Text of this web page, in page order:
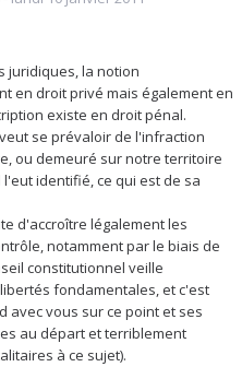
juridiques, la notion
en droit privé mais également en
existe en droit pénal.
se prévaloir de l'infraction
ou demeuré sur notre territoire
identifié, ce qui est de sa
d'accroître légalement les
notamment par le biais de
constitutionnel veille
fondamentales, et c'est
avec vous sur ce point et ses
au départ et terriblement
à ce sujet).